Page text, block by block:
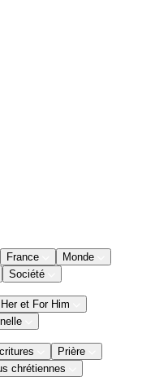
France
Monde
Société
et For Him
Prière
chrétiennes